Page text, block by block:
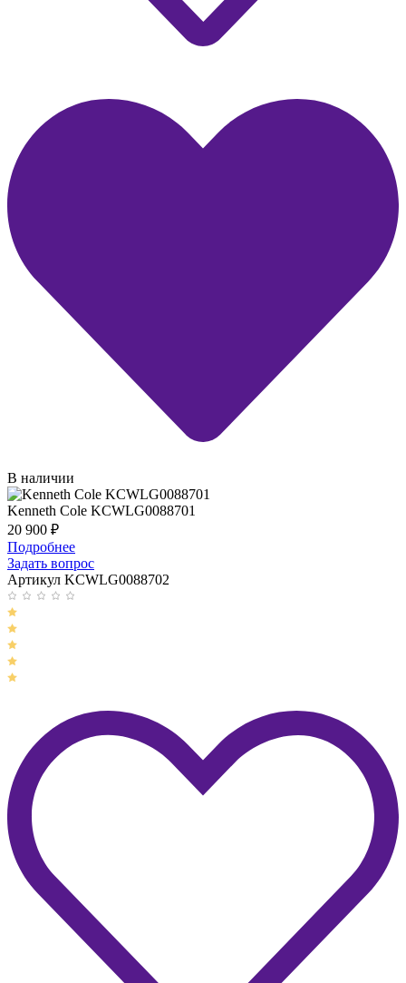
В наличии
Kenneth Cole KCWLG0088701
20 900 ₽
Подробнее
Задать вопрос
Артикул KCWLG0088702